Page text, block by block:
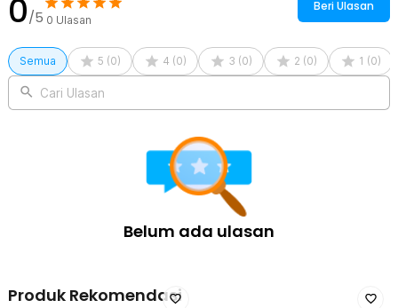
0/5 0 Ulasan
Beri Ulasan
Semua 5 (0) 4 (0) 3 (0) 2 (0) 1 (0)
Cari Ulasan
Belum ada ulasan
Produk Rekomendasi